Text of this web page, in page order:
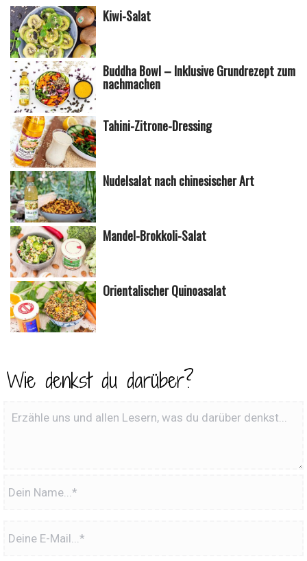
Kiwi-Salat
Buddha Bowl – Inklusive Grundrezept zum
nachmachen
Tahini-Zitrone-Dressing
Nudelsalat nach chinesischer Art
Mandel-Brokkoli-Salat
Orientalischer Quinoasalat
Wie denkst du darüber?